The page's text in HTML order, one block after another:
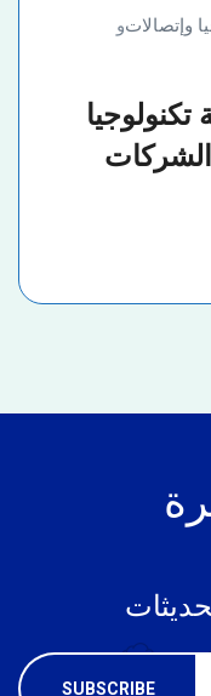
وإتصالاتو
تكنولوجيا
الشركات